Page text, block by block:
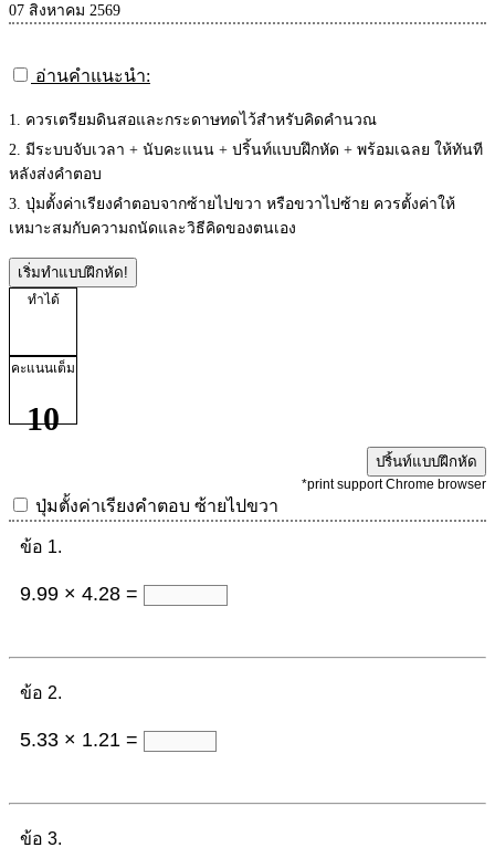
07 สิงหาคม 2569
อ่านคำแนะนำ:
1. ควรเตรียมดินสอและกระดาษทดไว้สำหรับคิดคำนวณ
2. มีระบบจับเวลา + นับคะแนน + ปริ้นท์แบบฝึกหัด + พร้อมเฉลย ให้ทันที
หลังส่งคำตอบ
3. ปุ่มตั้งค่าเรียงคำตอบจากซ้ายไปขวา หรือขวาไปซ้าย ควรตั้งค่าให้
เหมาะสมกับความถนัดและวิธีคิดของตนเอง
เริ่มทำแบบฝึกหัด!
ทำได้
คะแนนเต็ม
10
ปริ้นท์แบบฝึกหัด
*print support Chrome browser
ปุ่มตั้งค่าเรียงคำตอบ ซ้ายไปขวา
ข้อ 1.
9.99 × 4.28 =
ข้อ 2.
5.33 × 1.21 =
ข้อ 3.